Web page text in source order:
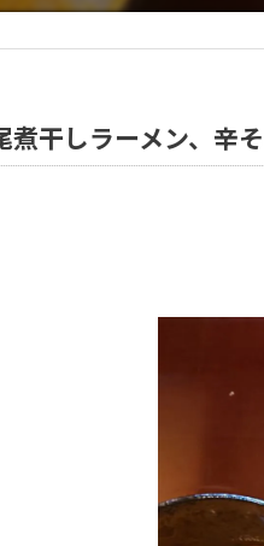
干しラーメン、辛